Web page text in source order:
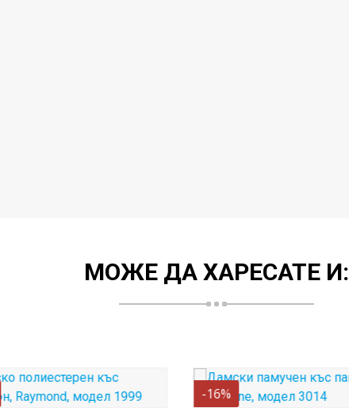
МОЖЕ ДА ХАРЕСАТЕ И:
-16% -10%